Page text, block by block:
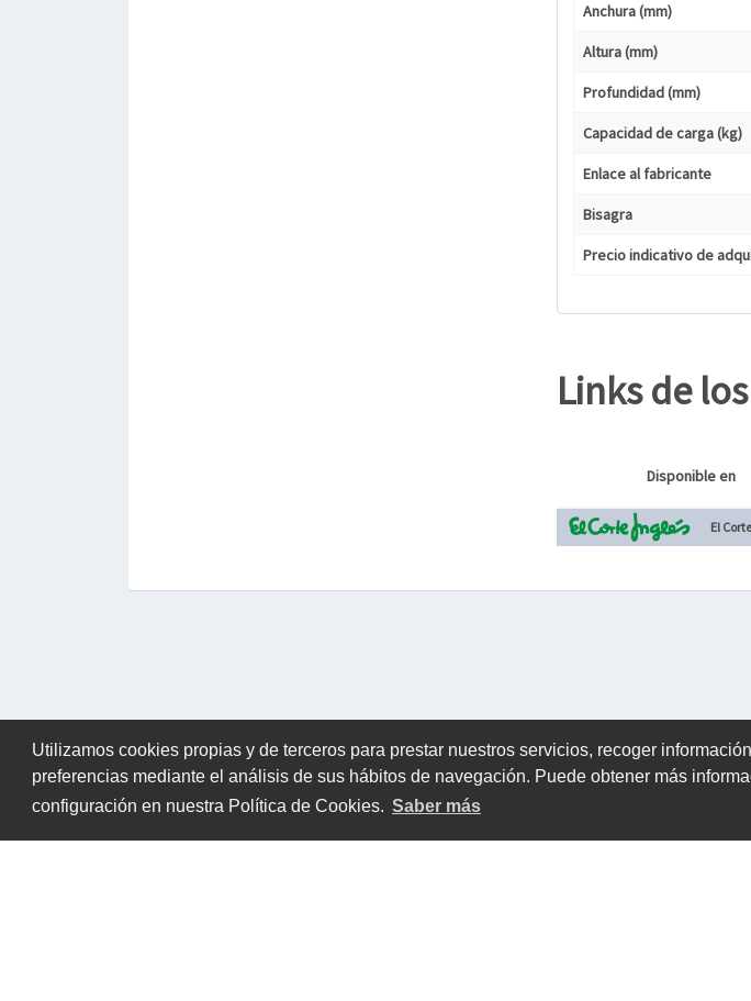
Utilizamos cookies propias y de terceros para prestar nuestros servicios, recoger
preferencias mediante el análisis de sus hábitos de navegación. Puede obtener más
configuración en nuestra Política de Cookies. Saber más
Anchura (mm)
Altura (mm)
Profundidad (mm)
Capacidad de carga (kg)
Enlace al fabricante
Bisagra
Precio indicativo de
Links de
Disponible en
El